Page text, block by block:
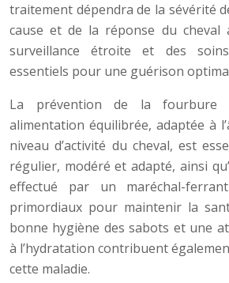
traitement dépendra de la sévérité
cause et de la réponse du cheval
surveillance étroite et des
essentiels pour une guérison
La prévention de la fourbure
alimentation équilibrée, adaptée à
niveau d’activité du cheval, est
régulier, modéré et adapté, ainsi
effectué par un maréchal-
primordiaux pour maintenir la
bonne hygiène des sabots et une
à l’hydratation contribuent
cette maladie.